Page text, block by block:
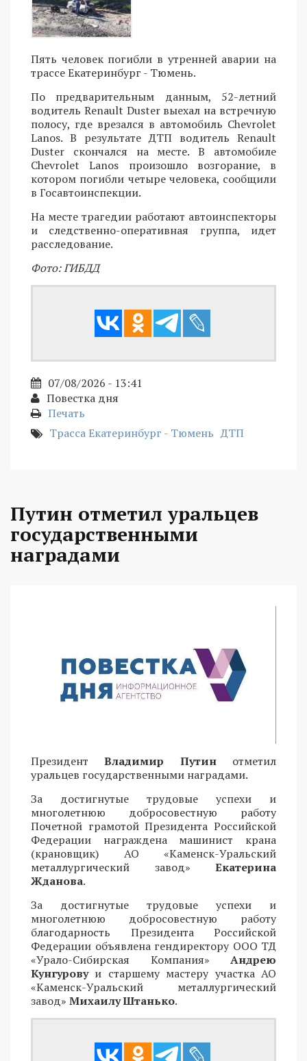
Пять человек погибли в утренней аварии на
трассе Екатеринбург - Тюмень.
По предварительным данным, 52-летний
водитель Renault Duster выехал на встречную
полосу, где врезался в автомобиль Chevrolet
Lanos. В результате ДТП водитель Renault
Duster скончался на месте. В автомобиле
Chevrolet Lanos произошло возгорание, в
котором погибли четыре человека, сообщили
в Госавтоинспекции.
На месте трагедии работают автоинспекторы
и следственно-оперативная группа, идет
расследование.
Фото: ГИБДД
07/08/2026 - 13:41
Повестка дня
Печать
Трасса Екатеринбург - Тюмень ДТП
Путин отметил уральцев
государственными
наградами
ПрезидентВладимир Путин отметил
уральцев государственными наградами.
За достигнутые трудовые успехи и
многолетнюю добросовестную работу
Почетной грамотой Президента Российской
Федерации награждена машинист крана
(крановщик) АО «Каменск-Уральский
металлургический завод» Екатерина
Жданова.
За достигнутые трудовые успехи и
многолетнюю добросовестную работу
благодарность Президента Российской
Федерации объявлена гендиректору ООО ТД
«Урало-Сибирская Компания» Андрею
Кунгуровуи старшему мастеру участка АО
«Каменск-Уральский металлургический
завод» Михаилу Штанько.